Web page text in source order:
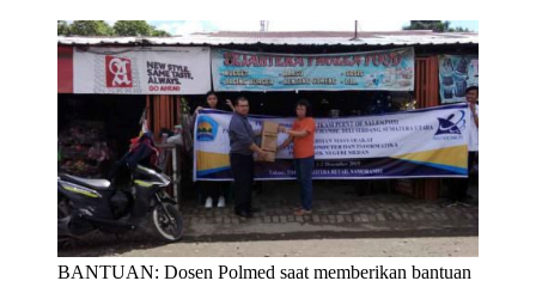
BANTUAN: Dosen Polmed saat memberikan bantuan